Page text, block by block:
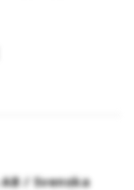
/ Svenska